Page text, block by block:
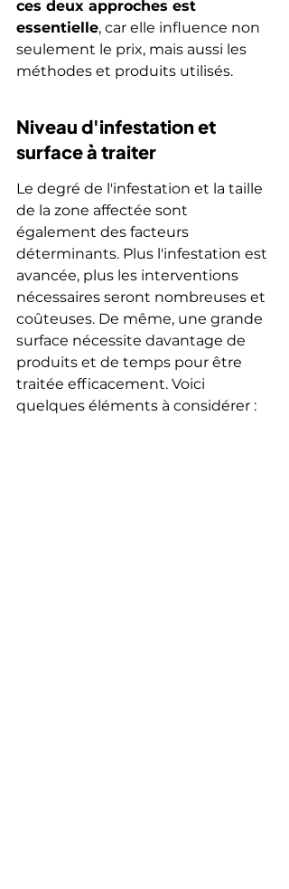
ces deux approches est
essentielle, car elle influence non
seulement le prix, mais aussi les
méthodes et produits utilisés.
Niveau d'infestation et
surface à traiter
Le degré de l'infestation et la taille
de la zone affectée sont
également des facteurs
déterminants. Plus l'infestation est
avancée, plus les interventions
nécessaires seront nombreuses et
coûteuses. De même, une grande
surface nécessite davantage de
produits et de temps pour être
traitée efficacement. Voici
quelques éléments à considérer :